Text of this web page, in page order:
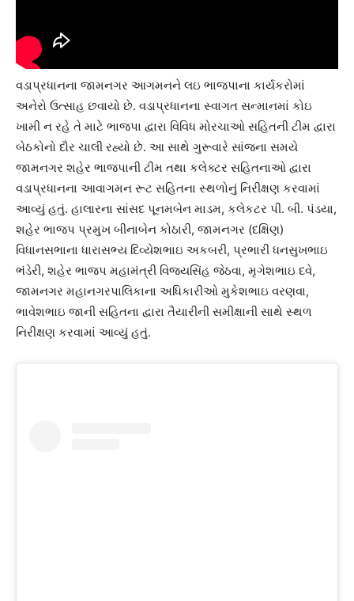
વડાપ્રધાનના જામનગર આગમનને લઇ ભાજપાના કાર્યકરોમાં
અનેરો ઉત્સાહ છવાયો છે. વડાપ્રધાનના સ્વાગત સન્માનમાં કોઇ
ખામી ન રહે તે માટે ભાજપા દ્વારા વિવિધ મોરચાઓ સહિતની ટીમ દ્વારા
બેઠકોનો દૌર ચાલી રહ્યો છે. આ સાથે ગુરૂવારે સાંજના સમયે
જામનગર શહેર ભાજપાની ટીમ તથા કલેક્ટર સહિતનાઓ દ્વારા
વડાપ્રધાનના આવાગમન રૂટ સહિતના સ્થળોનું નિરીક્ષણ કરવામાં
આવ્યું હતું. હાલારના સાંસદ પૂનમબેન માડમ, કલેકટર પી. બી. પંડયા,
શહેર ભાજપ પ્રમુખ બીનાબેન કોઠારી, જામનગર (દક્ષિણ)
વિધાનસભાના ધારાસભ્ય દિવ્યેશભાઇ અકબરી, પ્રભારી ધનસુખભાઇ
ભંડેરી, શહેર ભાજપ મહામંત્રી વિજયસિંહ જેઠવા, મૃગેશભાઇ દવે,
જામનગર મહાનગરપાલિકાના અધિકારીઓ મુકેશભાઇ વરણવા,
ભાવેશભાઇ જાની સહિતના દ્વારા તૈયારીની સમીક્ષાની સાથે સ્થળ
નિરીક્ષણ કરવામાં આવ્યું હતું.